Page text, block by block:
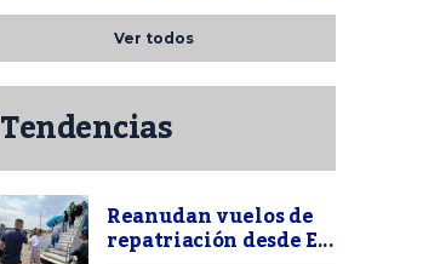
Ver todos
Tendencias
Reanudan vuelos de
repatriación desde E...